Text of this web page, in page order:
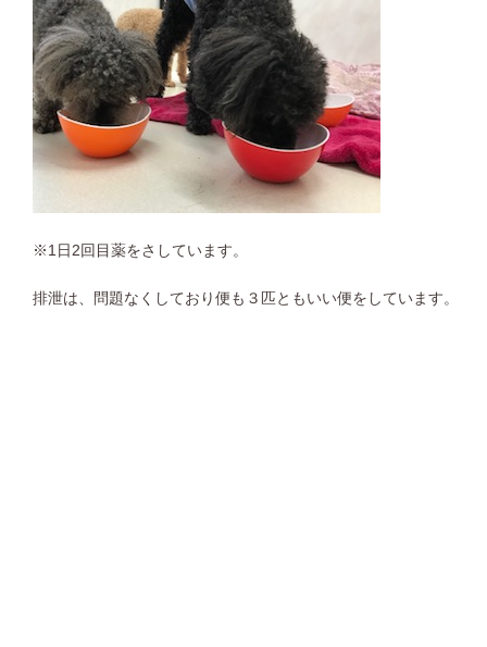
※1日2回目薬をさしています。
排泄は、問題なくしており便も３匹ともいい便をしています。